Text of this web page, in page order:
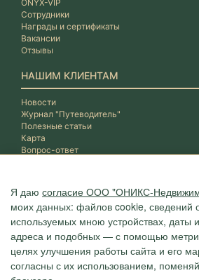
Я даю согласие ООО "ОНИКС-
моих данных: файлов cookie, сведений
используемых мною устройствах, даты
адреса и подобных — с помощью
целях улучшения работы сайта и его
согласны с их использованием,
ONYX-VIP
Сотрудники
Награды и сертификаты
Вакансии
Отзывы
НАШИМ КЛИЕНТАМ
Новости
Журнал "Путеводитель"
Полезные статьи
Карта
Вопрос-ответ